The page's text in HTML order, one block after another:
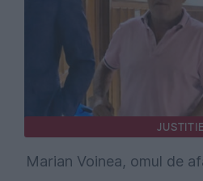
JUSTITIE
Marian Voinea, omul de